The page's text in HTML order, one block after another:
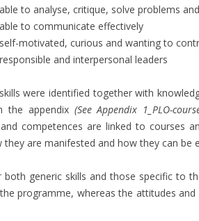
to analyse, critique, solve problems
to communicate effectively
motivated, curious and wanting to
and interpersonal leaders
were identified together with
the appendix (See Appendix 1_PLO-
competences are linked to courses
are manifested and how they can be
generic skills and those specific to
programme, whereas the attitudes and